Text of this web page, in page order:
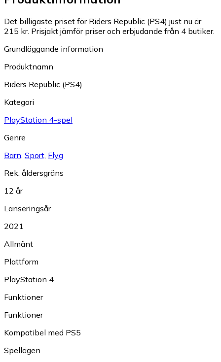
Det billigaste priset för Riders Republic (PS4) just nu är
215 kr. Prisjakt jämför priser och erbjudande från 4 butiker.
Grundläggande information
Produktnamn
Riders Republic (PS4)
Kategori
PlayStation 4-spel
Genre
Barn Sport Flyg
Rek. åldersgräns
12 år
Lanseringsår
2021
Allmänt
Plattform
PlayStation 4
Funktioner
Funktioner
Kompatibel med PS5
Spellägen